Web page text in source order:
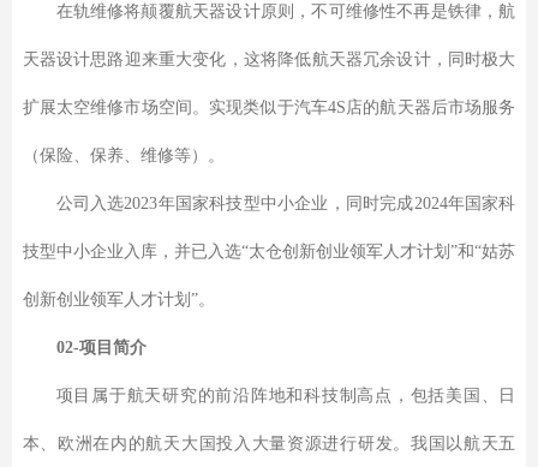
在轨维修将颠覆航天器设计原则，不可维修性不再是铁律，航
天器设计思路迎来重大变化，这将降低航天器冗余设计，同时极大
扩展太空维修市场空间。实现类似于汽车4S店的航天器后市场服务
（保险、保养、维修等）。
公司入选2023年国家科技型中小企业，同时完成2024年国家科
技型中小企业入库，并已入选“太仓创新创业领军人才计划”和“姑苏
创新创业领军人才计划”。
02-项目简介
项目属于航天研究的前沿阵地和科技制高点，包括美国、日
本、欧洲在内的航天大国投入大量资源进行研发。我国以航天五